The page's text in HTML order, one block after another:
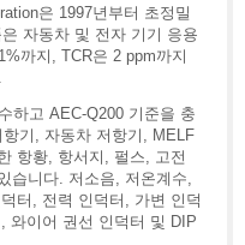
은 1997년부터 초정밀
자동차 및 전자 기기 응용
까지, TCR은 2 ppm까지
하고 AEC-Q200 기준을 충
기, 자동차 저항기, MELF
항황, 항서지, 펄스, 고전
습니다. 저소음, 저온계수,
터, 전력 인덕터, 가변 인덕
와이어 권선 인덕터 및 DIP